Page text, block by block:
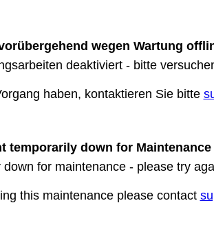
wegen Wartung
deaktiviert - bitte
haben, kontaktieren Sie bitte
temporarily down for Maintenance
for maintenance - please try
this maintenance please contact